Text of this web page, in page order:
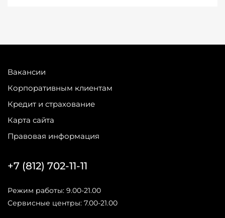
Вакансии
Корпоративным клиентам
Кредит и страхование
Карта сайта
Правовая информация
+7 (812) 702-11-11
Режим работы: 9.00-21.00
Сервисные центры: 7.00-21.00